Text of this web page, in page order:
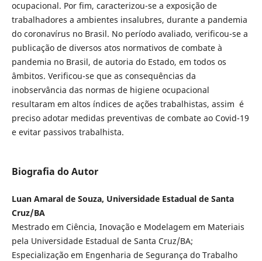
ocupacional. Por fim, caracterizou-se a exposição de
trabalhadores a ambientes insalubres, durante a pandemia
do coronavírus no Brasil. No período avaliado, verificou-se a
publicação de diversos atos normativos de combate à
pandemia no Brasil, de autoria do Estado, em todos os
âmbitos. Verificou-se que as consequências da
inobservância das normas de higiene ocupacional
resultaram em altos índices de ações trabalhistas, assim é
preciso adotar medidas preventivas de combate ao Covid-19
e evitar passivos trabalhista.
Biografia do Autor
Luan Amaral de Souza, Universidade Estadual de Santa
Cruz/BA
Mestrado em Ciência, Inovação e Modelagem em Materiais
pela Universidade Estadual de Santa Cruz/BA;
Especialização em Engenharia de Segurança do Trabalho